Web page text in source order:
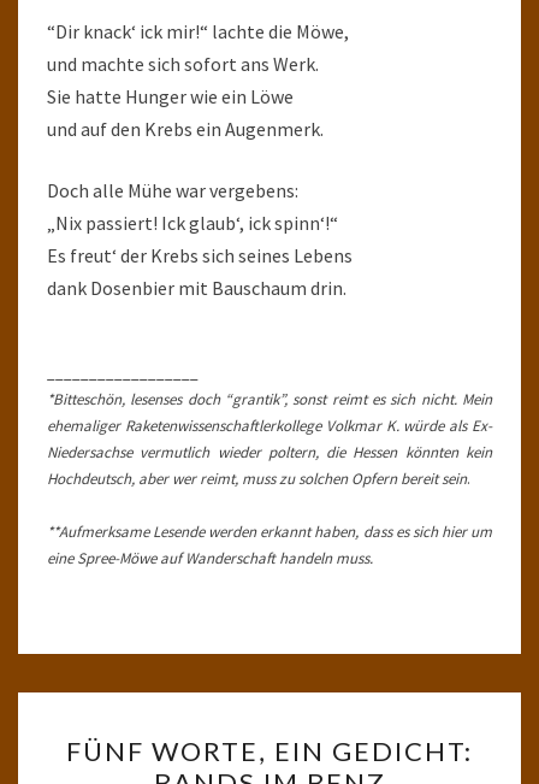
“Dir knack‘ ick mir!“ lachte die Möwe,
und machte sich sofort ans Werk.
Sie hatte Hunger wie ein Löwe
und auf den Krebs ein Augenmerk.
Doch alle Mühe war vergebens:
„Nix passiert! Ick glaub‘, ick spinn‘!“
Es freut‘ der Krebs sich seines Lebens
dank Dosenbier mit Bauschaum drin.
*Bitteschön, lesenses doch “grantik”, sonst reimt es sich nicht. Mein
ehemaliger Raketenwissenschaftlerkollege Volkmar K. würde als Ex-
Niedersachse vermutlich wieder poltern, die Hessen könnten kein
Hochdeutsch, aber wer reimt, muss zu solchen Opfern bereit sein.
**Aufmerksame Lesende werden erkannt haben, dass es sich hier um
eine Spree-Möwe auf Wanderschaft handeln muss.
WORTE,
FÜNF WORTE, EIN GEDICHT: